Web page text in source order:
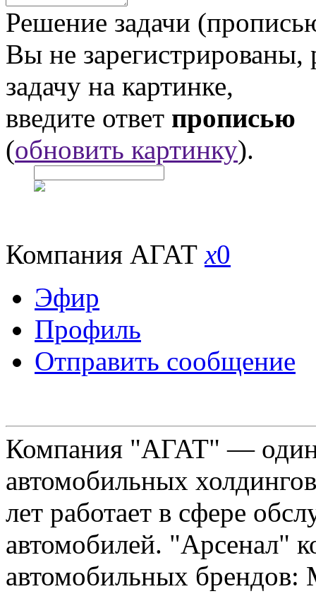
Решение задачи
Вы не
задачу на картинке,
введите ответ прописью
(обновить картинку).
Компания АГАТx0
Эфир
Профиль
Отправить сообщение
Компания "АГАТ" —
автомобильных
лет работает в сфере
автомобилей. "Арсенал"
автомобильных